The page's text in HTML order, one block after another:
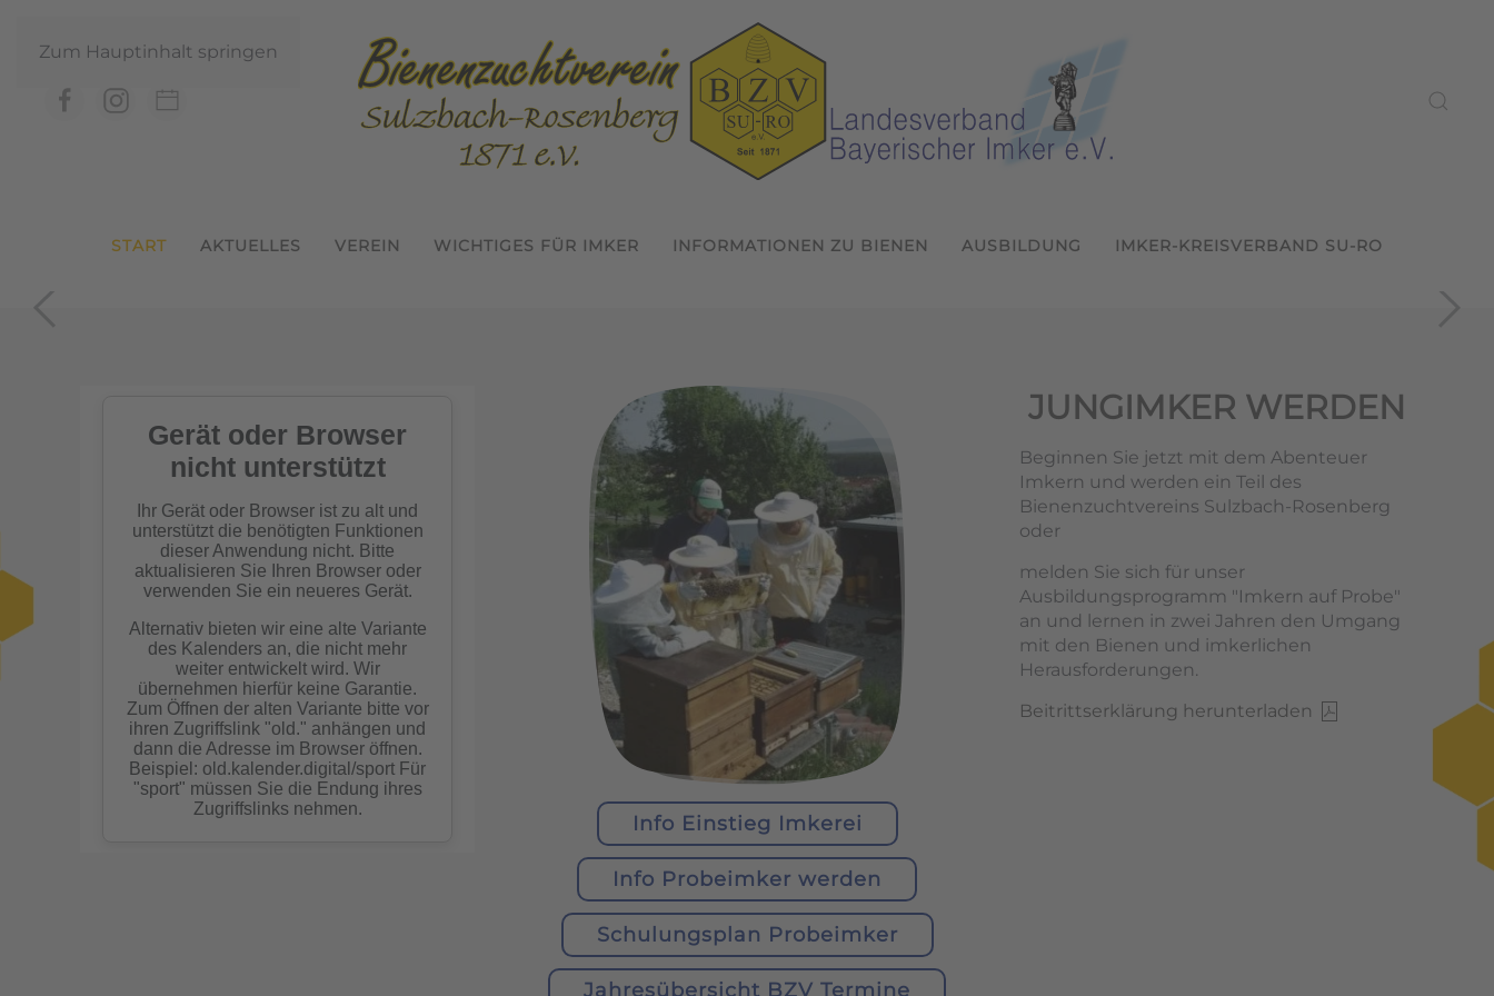
Zum Hauptinhalt springen
START AKTUELLES VEREIN WICHTIGES FÜR IMKER INFORMATIONEN ZU BIENEN AUSBILDUNG IMKER-KREISVERBAND SU-RO
In der Gemeinschaft Imkern
Info Einstieg Imkerei
Info Probeimker werden
Schulungsplan Probeimker
Jahresübersicht BZV Termine
JUNGIMKER WERDEN
Beginnen Sie jetzt mit dem Abenteuer
Imkern und werden ein Teil des
Bienenzuchtvereins Sulzbach-Rosenberg
oder
melden Sie sich für unser
Ausbildungsprogramm "Imkern auf Probe"
an und lernen in zwei Jahren den Umgang
mit den Bienen und imkerlichen
Herausforderungen.
Beitrittserklärung herunterladen